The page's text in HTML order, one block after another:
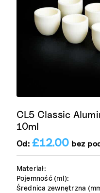
Materiał:
Pojemność (ml):
Średnica zewnętrzna
CL5 Classic
10ml
Od: £12.00 bez